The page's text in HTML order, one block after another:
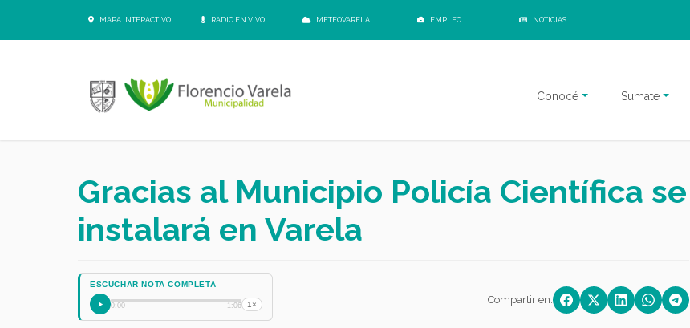
MAPA INTERACTIVO RADIO EN VIVO METEOVARELA EMPLEO NOTICIAS
Conocé Sumate
Gracias al Municipio Policía Científica se
instalará en Varela
ESCUCHAR NOTA COMPLETA
0:00 1:06 1× Compartir en: